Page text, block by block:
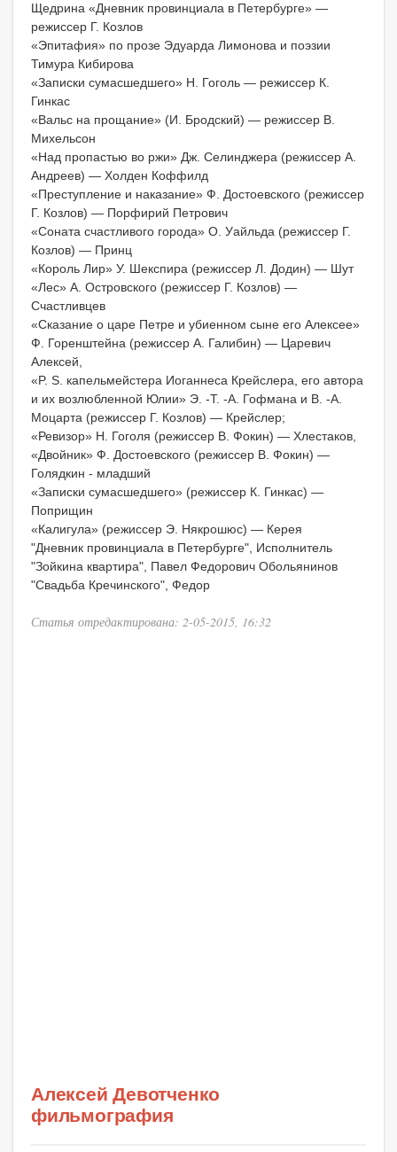
Щедрина «Дневник провинциала в Петербурге» —
режиссер Г. Козлов
«Эпитафия» по прозе Эдуарда Лимонова и поэзии
Тимура Кибирова
«Записки сумасшедшего» Н. Гоголь — режиссер К.
Гинкас
«Вальс на прощание» (И. Бродский) — режиссер В.
Михельсон
«Над пропастью во ржи» Дж. Селинджера (режиссер А.
Андреев) — Холден Коффилд
«Преступление и наказание» Ф. Достоевского (режиссер
Г. Козлов) — Порфирий Петрович
«Соната счастливого города» О. Уайльда (режиссер Г.
Козлов) — Принц
«Король Лир» У. Шекспира (режиссер Л. Додин) — Шут
«Лес» А. Островского (режиссер Г. Козлов) —
Счастливцев
«Сказание о царе Петре и убиенном сыне его Алексее»
Ф. Горенштейна (режиссер А. Галибин) — Царевич
Алексей,
«P. S. капельмейстера Иоганнеса Крейслера, его автора
и их возлюбленной Юлии» Э. -Т. -А. Гофмана и В. -А.
Моцарта (режиссер Г. Козлов) — Крейслер;
«Ревизор» Н. Гоголя (режиссер В. Фокин) — Хлестаков,
«Двойник» Ф. Достоевского (режиссер В. Фокин) —
Голядкин - младший
«Записки сумасшедшего» (режиссер К. Гинкас) —
Поприщин
«Калигула» (режиссер Э. Някрошюс) — Керея
"Дневник провинциала в Петербурге", Исполнитель
"Зойкина квартира", Павел Федорович Обольянинов
"Свадьба Кречинского", Федор
Статья отредактирована: 2-05-2015, 16:32
Алексей Девотченко
фильмография